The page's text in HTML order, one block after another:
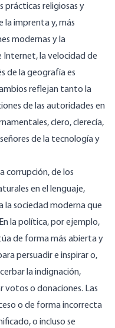
prácticas religiosas y
la imprenta y, más
modernas y la
Internet, la velocidad de
de la geografía es
reflejan tanto la
de las autoridades en
clero, clerecía,
de la tecnología y
corrupción, de los
en el lenguaje,
la sociedad moderna que
la política, por ejemplo,
de forma más abierta y
persuadir e inspirar o,
la indignación,
votos o donaciones. Las
o de forma incorrecta
o incluso se